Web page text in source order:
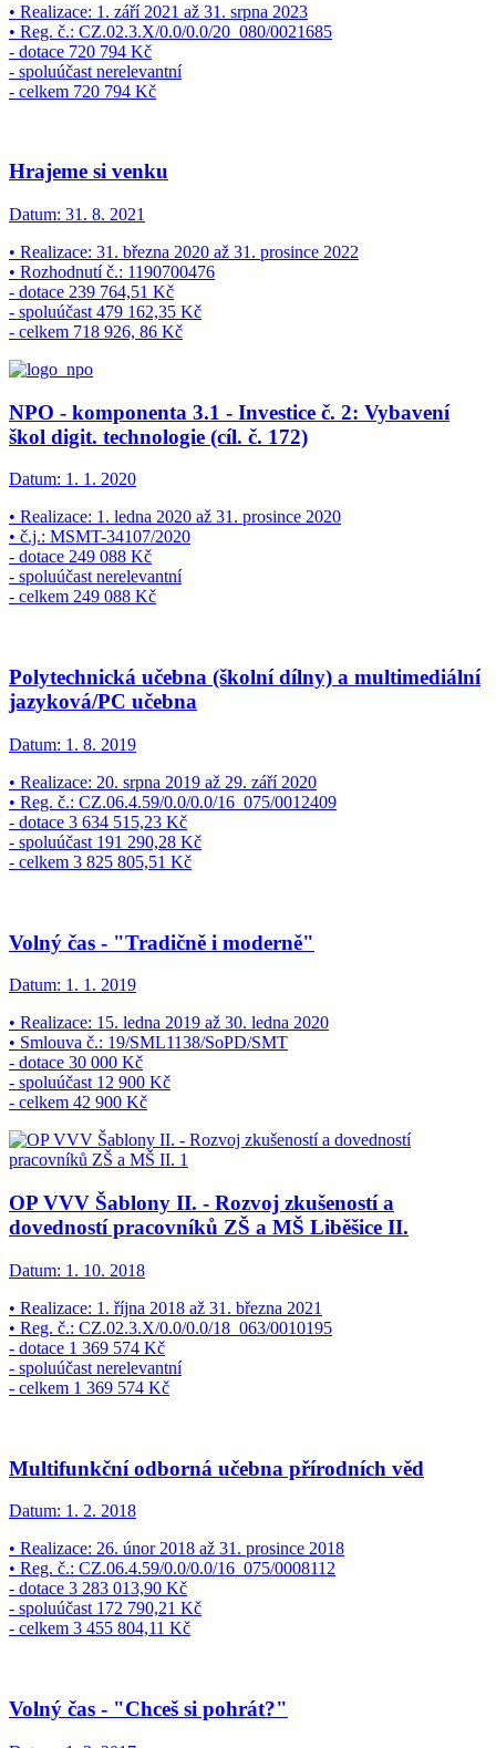
• Realizace: 1. září 2021 až 31. srpna 2023
• Reg. č.: CZ.02.3.X/0.0/0.0/20_080/0021685
- dotace 720 794 Kč
- spoluúčast nerelevantní
- celkem 720 794 Kč
Hrajeme si venku
Datum: 31. 8. 2021
• Realizace: 31. března 2020 až 31. prosince 2022
• Rozhodnutí č.: 1190700476
- dotace 239 764,51 Kč
- spoluúčast 479 162,35 Kč
- celkem 718 926, 86 Kč
NPO - komponenta 3.1 - Investice č. 2: Vybavení
škol digit. technologie (cíl. č. 172)
Datum: 1. 1. 2020
• Realizace: 1. ledna 2020 až 31. prosince 2020
• č.j.: MSMT-34107/2020
- dotace 249 088 Kč
- spoluúčast nerelevantní
- celkem 249 088 Kč
Polytechnická učebna (školní dílny) a multimediální
jazyková/PC učebna
Datum: 1. 8. 2019
• Realizace: 20. srpna 2019 až 29. září 2020
• Reg. č.: CZ.06.4.59/0.0/0.0/16_075/0012409
- dotace 3 634 515,23 Kč
- spoluúčast 191 290,28 Kč
- celkem 3 825 805,51 Kč
Volný čas - "Tradičně i moderně"
Datum: 1. 1. 2019
• Realizace: 15. ledna 2019 až 30. ledna 2020
• Smlouva č.: 19/SML1138/SoPD/SMT
- dotace 30 000 Kč
- spoluúčast 12 900 Kč
- celkem 42 900 Kč
OP VVV Šablony II. - Rozvoj zkušeností a
dovedností pracovníků ZŠ a MŠ Liběšice II.
Datum: 1. 10. 2018
• Realizace: 1. října 2018 až 31. března 2021
• Reg. č.: CZ.02.3.X/0.0/0.0/18_063/0010195
- dotace 1 369 574 Kč
- spoluúčast nerelevantní
- celkem 1 369 574 Kč
Multifunkční odborná učebna přírodních věd
Datum: 1. 2. 2018
• Realizace: 26. únor 2018 až 31. prosince 2018
• Reg. č.: CZ.06.4.59/0.0/0.0/16_075/0008112
- dotace 3 283 013,90 Kč
- spoluúčast 172 790,21 Kč
- celkem 3 455 804,11 Kč
Volný čas - "Chceš si pohrát?"